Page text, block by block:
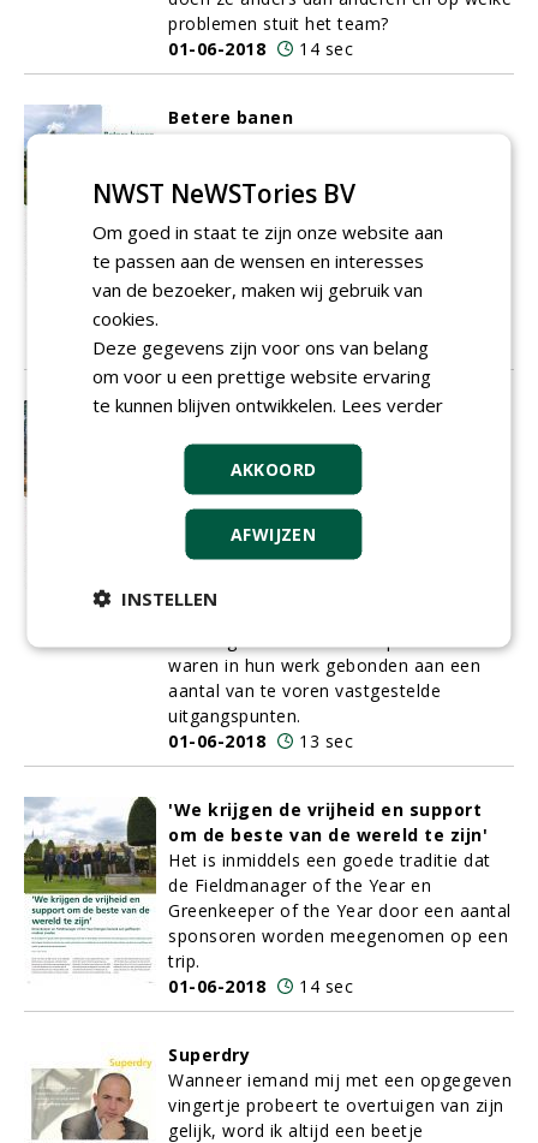
problemen stuit het team?
01-06-2018
14 sec
Betere banen
renovaties, nieuwbouwprojecten of
banen. Uw project ook op deze pagina´s
in Greenkeeper? Stuur een e-mail naar
Lieke van der Weijde (lieke@nwst.nl) en u
01-06-2018
9 sec
Duinlandschap Terschelling leidend
in ontwerp natuurgolfbaan
Hoe kun je het verhogen van
natuurwaarden combineren met de
aanleg van een natuurgolfbaan? Op
Terschelling hebben ze er wel ideeën
over. NLadviseurs werd ingeschakeld om
advies te geven over het behalen van
waren in hun werk gebonden aan een
aantal van te voren vastgestelde
uitgangspunten.
01-06-2018
13 sec
'We krijgen de vrijheid en support
om de beste van de wereld te zijn'
Het is inmiddels een goede traditie dat
de Fieldmanager of the Year en
Greenkeeper of the Year door een aantal
sponsoren worden meegenomen op een
trip.
01-06-2018
14 sec
Superdry
Wanneer iemand mij met een opgegeven
vingertje probeert te overtuigen van zijn
gelijk, word ik altijd een beetje
NWST NeWSTories BV
Om goed in staat te zijn onze website aan
te passen aan de wensen en interesses
van de bezoeker, maken wij gebruik van
cookies.
Deze gegevens zijn voor ons van belang
om voor u een prettige website ervaring
te kunnen blijven ontwikkelen. Lees verder
AKKOORD
AFWIJZEN
INSTELLEN